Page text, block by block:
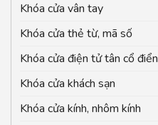
Khóa cửa vân tay
Khóa cửa thẻ từ, mã số
Khóa cửa điện tử tân cổ điển
Khóa cửa khách sạn
Khóa cửa kính, nhôm kính